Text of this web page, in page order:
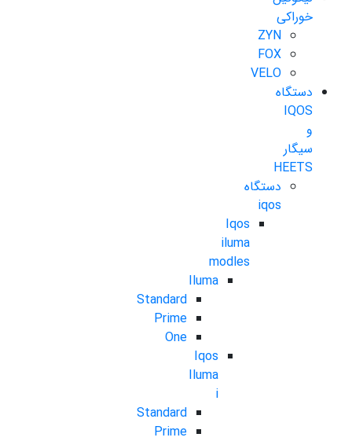
خوراکی
ZYN
FOX
VELO
دستگاه
IQOS
و
سیگار
HEETS
دستگاه
iqos
Iqos
iluma
modles
Iluma
Standard
Prime
One
Iqos
Iluma
i
Standard
Prime